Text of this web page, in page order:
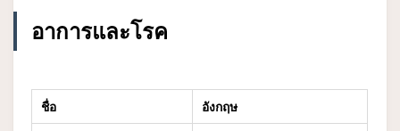
อาการและโรค
ชื่อ อังกฤษ